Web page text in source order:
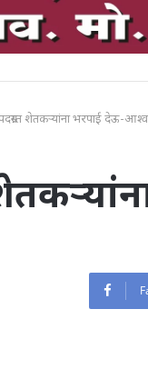
शेतकऱ्यांना भरपाई देऊ-